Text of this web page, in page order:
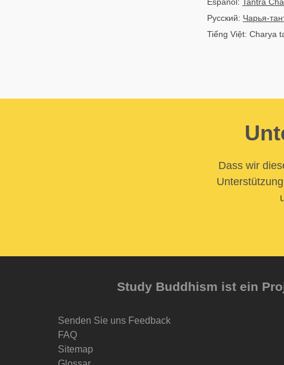
Русский: Чарья-
Tiếng Việt: Charya
Dass wir
Study Buddhism ist ein
Senden Sie uns Feedback
FAQ
Sitemap